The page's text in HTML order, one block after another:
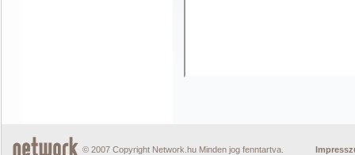
© 2007 Copyright Network.hu Minden jog fenntartva.